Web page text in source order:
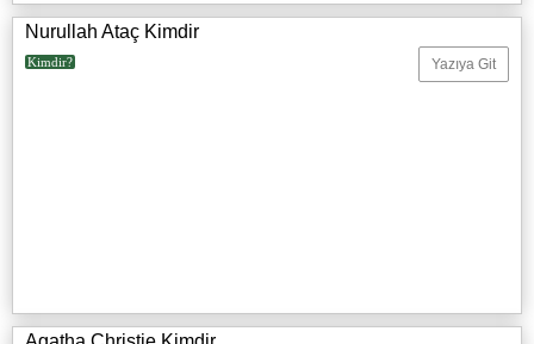
Nurullah Ataç Kimdir
Kimdir? Yazıya Git